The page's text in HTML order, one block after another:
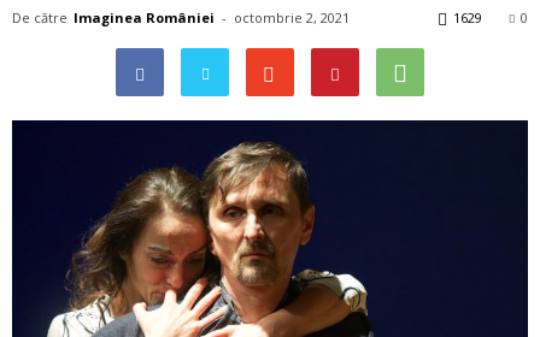
De către Imaginea României - octombrie 2, 2021 0
1629